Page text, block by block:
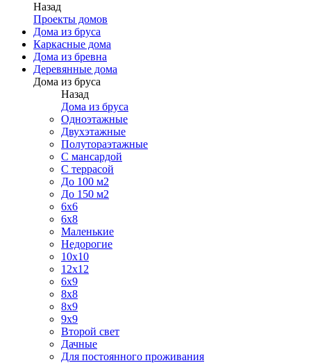
Назад
Проекты домов
Дома из бруса
Каркасные дома
Дома из бревна
Деревянные дома
Дома из бруса
Назад
Дома из бруса
Одноэтажные
Двухэтажные
Полутораэтажные
С мансардой
С террасой
До 100 м2
До 150 м2
6х6
6x8
Маленькие
Недорогие
10x10
12x12
6х9
8x8
8x9
9x9
Второй свет
Дачные
Для постоянного проживания